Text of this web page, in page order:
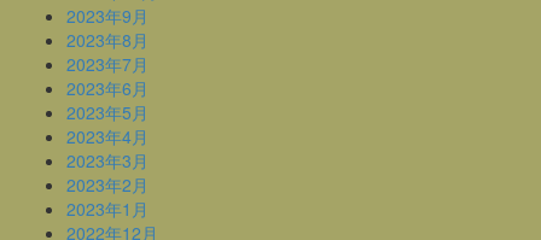
2023年9月
2023年8月
2023年7月
2023年6月
2023年5月
2023年4月
2023年3月
2023年2月
2023年1月
2022年12月